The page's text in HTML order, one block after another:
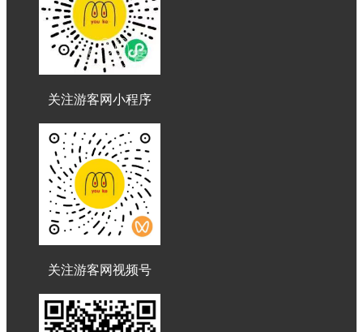
关注游客网小程序
关注游客网视频号